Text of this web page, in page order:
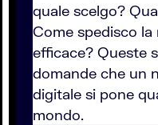
quale scelgo?
Come spedisco la
efficace? Queste
domande che un
digitale si pone
mondo.